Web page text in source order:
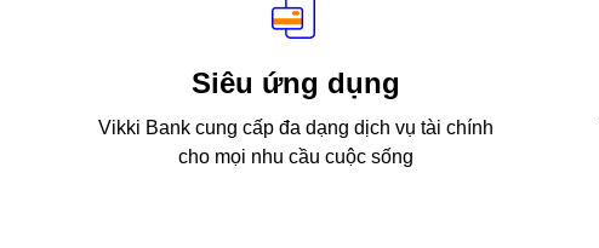
Siêu ứng dụng
Vikki Bank cung cấp đa dạng dịch vụ tài chính
cho mọi nhu cầu cuộc sống